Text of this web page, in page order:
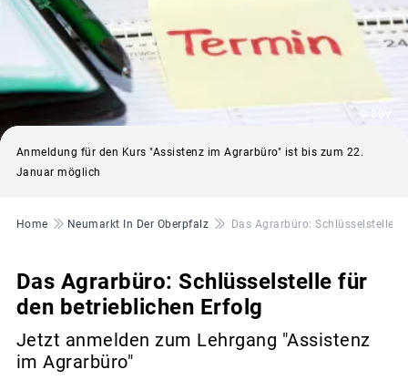
© BBV
Anmeldung für den Kurs "Assistenz im Agrarbüro" ist bis zum 22.
Januar möglich
Pfadnavigation
Home Neumarkt In Der Oberpfalz Das Agrarbüro: Schlüsselstelle
Das Agrarbüro: Schlüsselstelle für
den betrieblichen Erfolg
Jetzt anmelden zum Lehrgang "Assistenz
im Agrarbüro"